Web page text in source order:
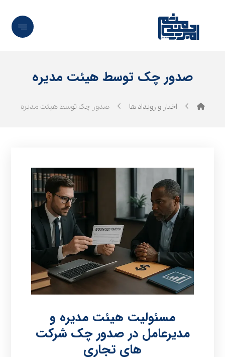
صدور چک توسط هیئت مدیره
اخبار و رویداد ها صدور چک توسط هیئت مدیره
مسئولیت هیئت‌ مدیره و
مدیرعامل در صدور چک شرکت‌
های تجاری